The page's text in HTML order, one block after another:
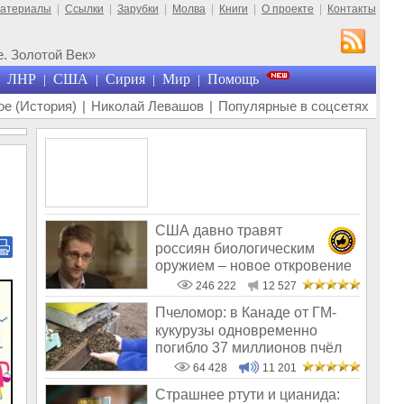
Ссылки Зарубки Молва Книги О проекте Контакты
Золотой Век»
ЛНР | США | Сирия | Мир | Помощь
(История) | Николай Левашов | Популярные в соцсетях
США давно травят
россиян биологическим
оружием – новое откровение
Эдварда Сноудена
246 222 12 527
Пчеломор: в Канаде от ГМ-
кукурузы одновременно
погибло 37 миллионов пчёл
64 428 11 201
Страшнее ртути и цианида: